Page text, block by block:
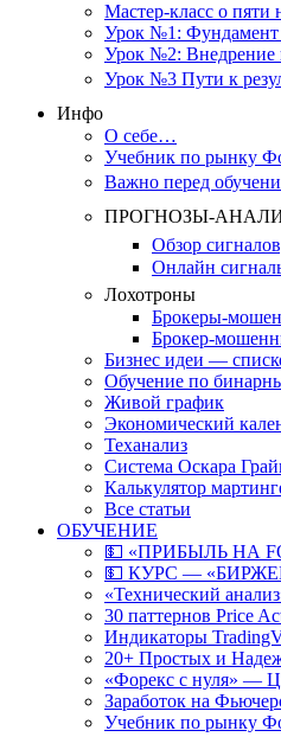
Мастер-класс о
Урок №1: Фундамент
Урок №2: Внедрение
Урок №3 Пути к
Инфо
О себе…
Учебник по рынку
Важно перед
ПРОГНОЗЫ-
Обзор
Онлайн
Лохотроны
Брокеры-
Брокер-
Бизнес идеи —
Обучение по
Живой график
Экономический
Теханализ
Система Оскара
Калькулятор
Все статьи
ОБУЧЕНИЕ
💵 «ПРИБЫЛЬ НА
💵 КУРС —
«Технический
30 паттернов Price
Индикаторы
20+ Простых и
«Форекс с нуля» —
Заработок на
Учебник по рынку